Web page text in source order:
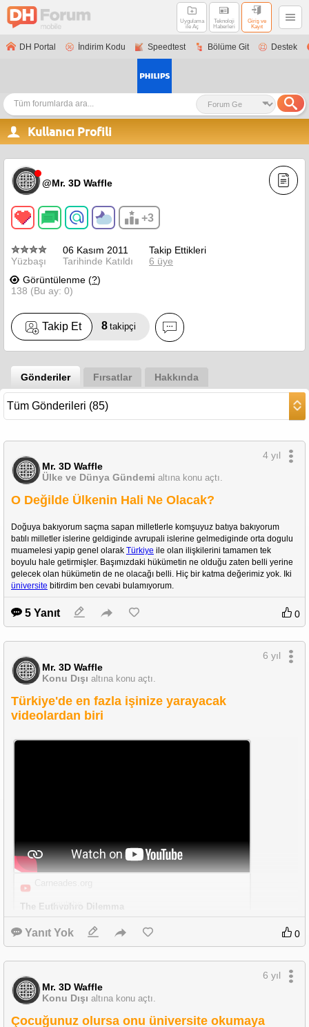
Uygulama
ile Aç
Teknoloji
Haberleri
Giriş ve
Kayıt
DH Portal İndirim Kodu Speedtest Bölüme Git Destek
Kullanıcı Profili
@Mr. 3D Waffle
+3
Yüzbaşı
06 Kasım 2011
Tarihinde Katıldı
Takip Ettikleri
6 üye
Görüntülenme (?)
138 (Bu ay: 0)
Takip Et 8 takipçi
Gönderiler Fırsatlar Hakkında
Mr. 3D Waffle
Ülke ve Dünya Gündemi altına konu açtı.
4 yıl
O Değilde Ülkenin Hali Ne Olacak?
Doğuya bakıyorum saçma sapan milletlerle komşuyuz batıya bakıyorum
batılı milletler islerine geldiginde avrupali islerine gelmediginde orta dogulu
muamelesi yapip genel olarak Türkiye ile olan ilişkilerini tamamen tek
boyulu hale getirmişler. Başımızdaki hükümetin ne olduğu zaten belli yerine
üniversite bitirdim ben cevabi bulamıyorum.
5 Yanıt 0
Mr. 3D Waffle
Konu Dışı altına konu açtı.
6 yıl
Türkiye'de en fazla işinize yarayacak
videolardan biri
youtube
The Euthyphro Dilemma
https://www.youtube.com/watch?v=hMOD7ofD9Ck
Buraya bırakıyorum. Birçok değişik durumda kullanabilirsiniz.
Yanıt Yok 0
Mr. 3D Waffle
Konu Dışı altına konu açtı.
6 yıl
Çocuğunuz olursa onu üniversite okumaya